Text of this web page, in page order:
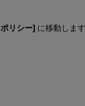
リシー] に移動しま